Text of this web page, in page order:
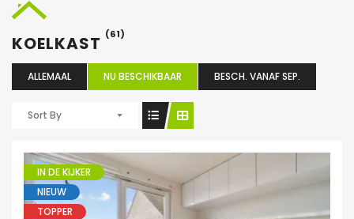
KOELKAST (61)
ALLEMAAL NU BESCHIKBAAR BESCH. VANAF SEP.
Sort By
IN DE KIJKER
NIEUW
TOPPER